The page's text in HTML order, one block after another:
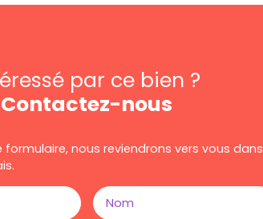
par ce bien ?
Contactez-nous
formulaire, nous reviendrons vers vous dans
Nom